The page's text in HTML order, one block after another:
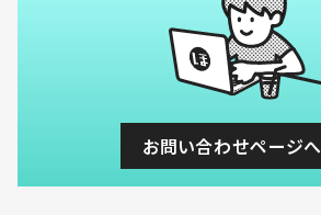
お問い合わせページへ